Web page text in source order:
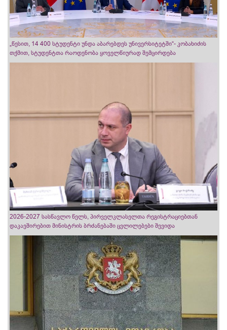
„წესით, 14 400 სტუდენტი უნდა აბარებდეს უნივერსიტეტში“- კობახიძის
თქმით, სტუდენტთა რაოდენობა ყოველწიურად შემცირდება
2026-2027 სასწავლო წელს, პირველკლასელთა რეგისტრაციებთან
დაკავშირებით მინისტრის ბრძანებაში ცვლილებები შევიდა